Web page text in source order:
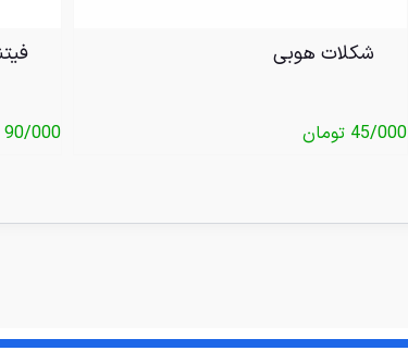
شکلات هوبی
45/000 تومان 90/000